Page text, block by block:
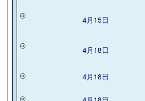
◎
4月15日
◎
4月18日
◎
4月18日
◎